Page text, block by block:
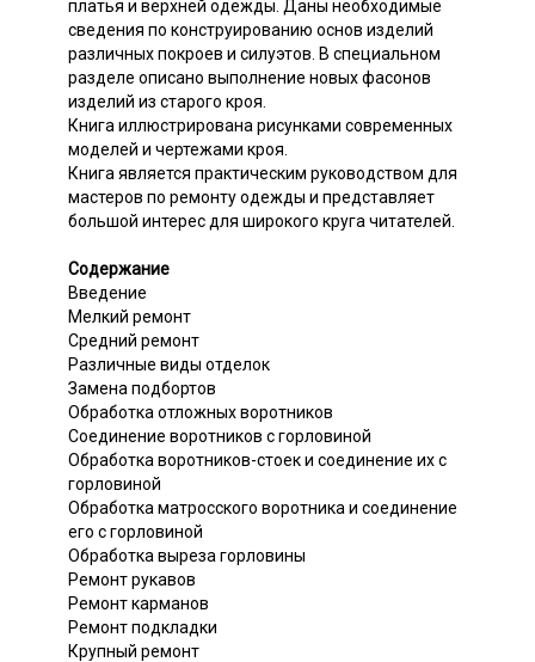
платья и верхней одежды. Даны необходимые
сведения по конструированию основ изделий
различных покроев и силуэтов. В специальном
разделе описано выполнение новых фасонов
изделий из старого кроя.
Книга иллюстрирована рисунками современных
моделей и чертежами кроя.
Книга является практическим руководством для
мастеров по ремонту одежды и представляет
большой интерес для широкого круга читателей.
Содержание
Введение
Мелкий ремонт
Средний ремонт
Различные виды отделок
Замена подбортов
Обработка отложных воротников
Соединение воротников с горловиной
Обработка воротников-стоек и соединение их с
горловиной
Обработка матросского воротника и соединение
его с горловиной
Обработка выреза горловины
Ремонт рукавов
Ремонт карманов
Ремонт подкладки
Крупный ремонт